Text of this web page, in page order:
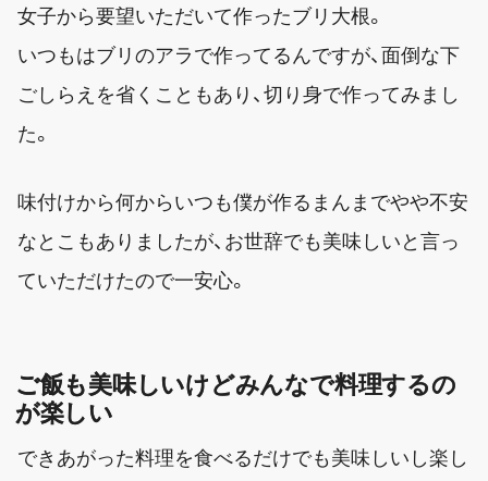
女子から要望いただいて作ったブリ大根。
いつもはブリのアラで作ってるんですが、面倒な下
ごしらえを省くこともあり、切り身で作ってみまし
た。
味付けから何からいつも僕が作るまんまでやや不安
なとこもありましたが、お世辞でも美味しいと言っ
ていただけたので一安心。
ご飯も美味しいけどみんなで料理するの
が楽しい
できあがった料理を食べるだけでも美味しいし楽し